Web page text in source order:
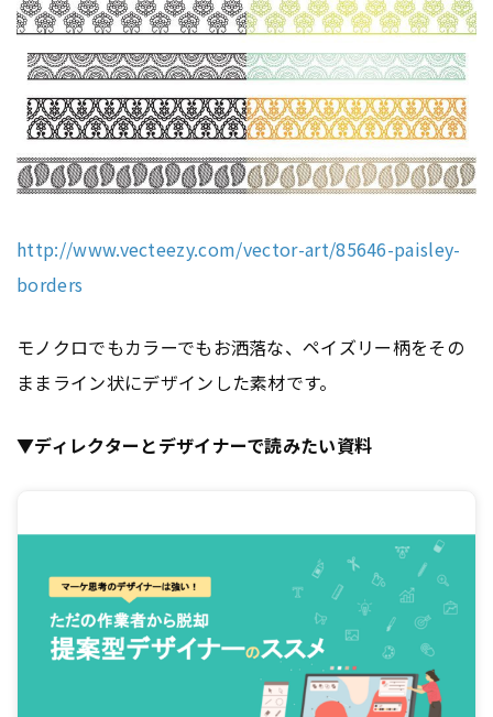
http://www.vecteezy.com/vector-art/85646-paisley-
borders
モノクロでもカラーでもお洒落な、ペイズリー柄をその
ままライン状にデザインした素材です。
▼ディレクターとデザイナーで読みたい資料